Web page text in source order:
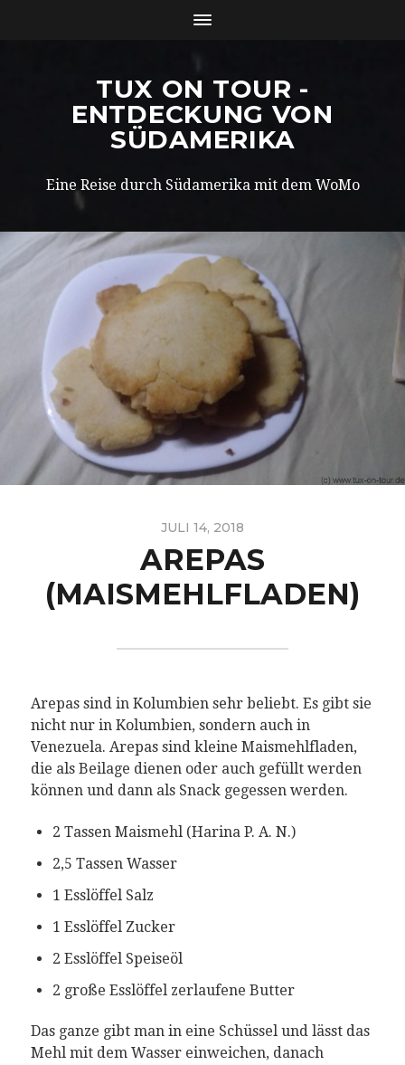
TUX ON TOUR -
ENTDECKUNG VON
SÜDAMERIKA
Eine Reise durch Südamerika mit dem WoMo
JULI 14, 2018
AREPAS
(MAISMEHLFLADEN)
Arepas sind in Kolumbien sehr beliebt. Es gibt sie
nicht nur in Kolumbien, sondern auch in
Venezuela. Arepas sind kleine Maismehlfladen,
die als Beilage dienen oder auch gefüllt werden
können und dann als Snack gegessen werden.
2 Tassen Maismehl (Harina P. A. N.)
2,5 Tassen Wasser
1 Esslöffel Salz
1 Esslöffel Zucker
2 Esslöffel Speiseöl
2 große Esslöffel zerlaufene Butter
Das ganze gibt man in eine Schüssel und lässt das
Mehl mit dem Wasser einweichen, danach